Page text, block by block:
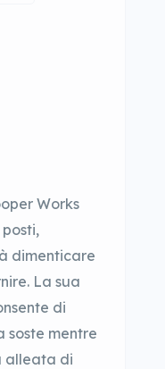
Works
posti,
dimenticare
La sua
di
soste mentre
alleata di